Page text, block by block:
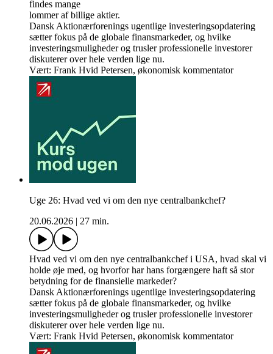
findes mange
lommer af billige aktier.
Dansk Aktionærforenings ugentlige investeringsopdatering
sætter fokus på de globale finansmarkeder, og hvilke
investeringsmuligheder og trusler professionelle investorer
diskuterer over hele verden lige nu.
Vært: Frank Hvid Petersen, økonomisk kommentator
Uge 26: Hvad ved vi om den nye centralbankchef?
20.06.2026
27 min.
Hvad ved vi om den nye centralbankchef i USA, hvad skal vi
holde øje med, og hvorfor har hans forgængere haft så stor
betydning for de finansielle markeder?
Dansk Aktionærforenings ugentlige investeringsopdatering
sætter fokus på de globale finansmarkeder, og hvilke
investeringsmuligheder og trusler professionelle investorer
diskuterer over hele verden lige nu.
Vært: Frank Hvid Petersen, økonomisk kommentator